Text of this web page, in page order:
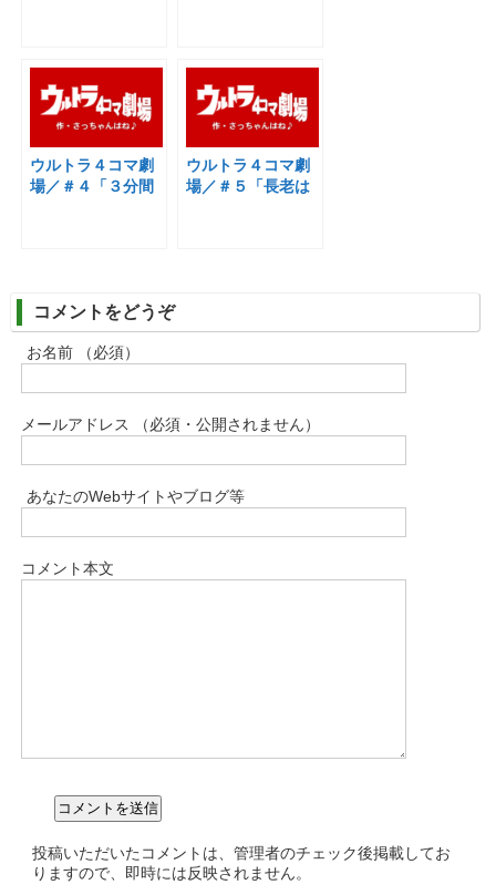
ウルトラ４コマ劇
場／＃４「３分間
ウルトラ４コマ劇
場／＃５「長老は
コメントをどうぞ
お名前 （必須）
メールアドレス （必須・公開されません）
あなたのWebサイトやブログ等
コメント本文
投稿いただいたコメントは、管理者のチェック後掲載してお
りますので、即時には反映されません。